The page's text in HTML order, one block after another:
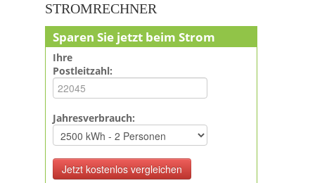
STROMRECHNER
Sparen Sie jetzt beim Strom
Ihre
Postleitzahl:
Jahresverbrauch: